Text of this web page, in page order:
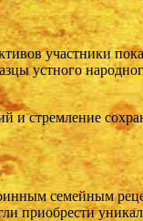
участники
устного
стремление
семейным
приобрести